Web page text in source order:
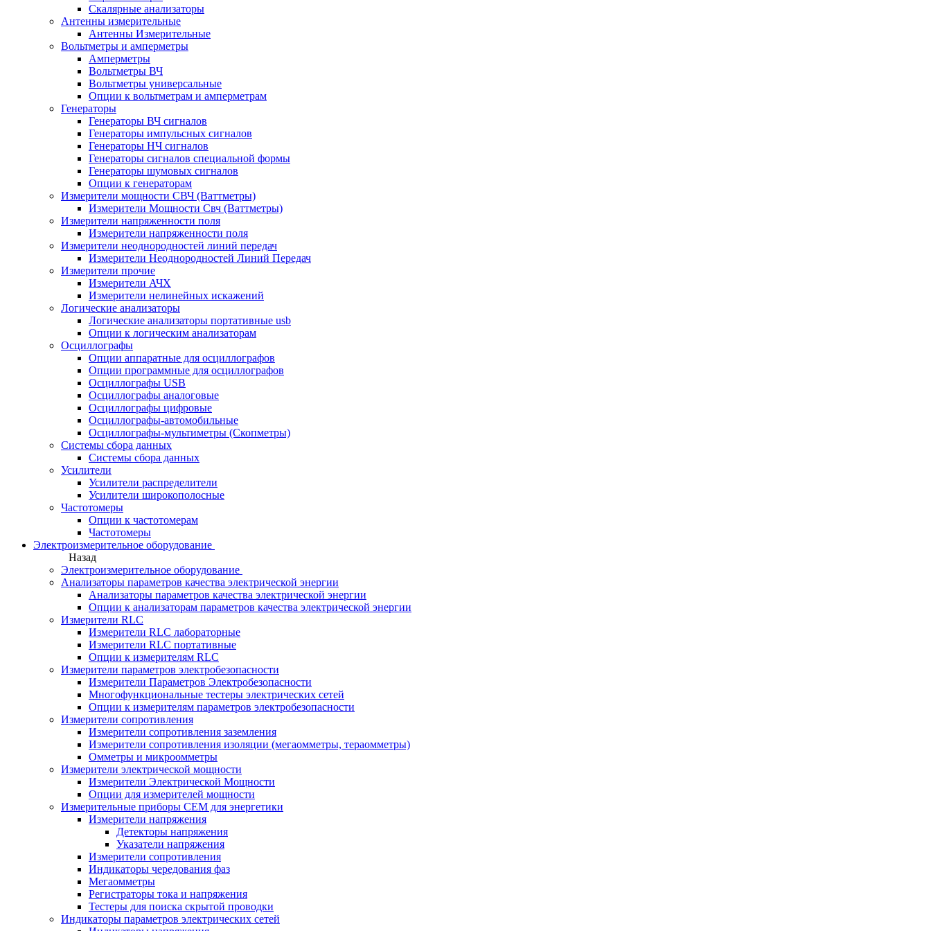
Скалярные анализаторы
Антенны измерительные
Антенны Измерительные
Вольтметры и амперметры
Амперметры
Вольтметры ВЧ
Вольтметры универсальные
Опции к вольтметрам и амперметрам
Генераторы
Генераторы ВЧ сигналов
Генераторы импульсных сигналов
Генераторы НЧ сигналов
Генераторы сигналов специальной формы
Генераторы шумовых сигналов
Опции к генераторам
Измерители мощности СВЧ (Ваттметры)
Измерители Мощности Свч (Ваттметры)
Измерители напряженности поля
Измерители напряженности поля
Измерители неоднородностей линий передач
Измерители Неоднородностей Линий Передач
Измерители прочие
Измерители АЧХ
Измерители нелинейных искажений
Логические анализаторы
Логические анализаторы портативные usb
Опции к логическим анализаторам
Осциллографы
Опции аппаратные для осциллографов
Опции программные для осциллографов
Осциллографы USB
Осциллографы аналоговые
Осциллографы цифровые
Осциллографы-автомобильные
Осциллографы-мультиметры (Скопметры)
Системы сбора данных
Системы сбора данных
Усилители
Усилители распределители
Усилители широкополосные
Частотомеры
Опции к частотомерам
Частотомеры
Электроизмерительное оборудование
Назад
Электроизмерительное оборудование
Анализаторы параметров качества электрической энергии
Анализаторы параметров качества электрической энергии
Опции к анализаторам параметров качества электрической энергии
Измерители RLC
Измерители RLC лабораторные
Измерители RLC портативные
Опции к измерителям RLC
Измерители параметров электробезопасности
Измерители Параметров Электробезопасности
Многофункциональные тестеры электрических сетей
Опции к измерителям параметров электробезопасности
Измерители сопротивления
Измерители сопротивления заземления
Измерители сопротивления изоляции (мегаомметры, тераомметры)
Омметры и микроомметры
Измерители электрической мощности
Измерители Электрической Мощности
Опции для измерителей мощности
Измерительные приборы CEM для энергетики
Измерители напряжения
Детекторы напряжения
Указатели напряжения
Измерители сопротивления
Индикаторы чередования фаз
Мегаомметры
Регистраторы тока и напряжения
Тестеры для поиска скрытой проводки
Индикаторы параметров электрических сетей